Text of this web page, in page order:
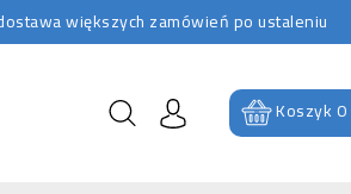
większych zamówień po ustaleniu
Koszyk0